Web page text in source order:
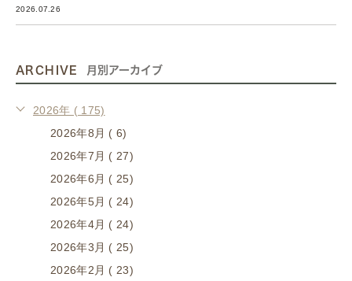
2026.07.26
ARCHIVE 月別アーカイブ
2026年 ( 175)
2026年8月 ( 6)
2026年7月 ( 27)
2026年6月 ( 25)
2026年5月 ( 24)
2026年4月 ( 24)
2026年3月 ( 25)
2026年2月 ( 23)